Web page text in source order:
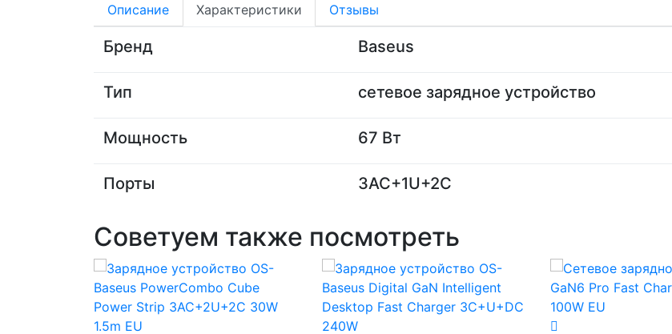
Описание Характеристики Отзывы
Бренд Baseus
Тип сетевое зарядное устройство
Мощность 67 Вт
Порты 3AC+1U+2C
Советуем также посмотреть